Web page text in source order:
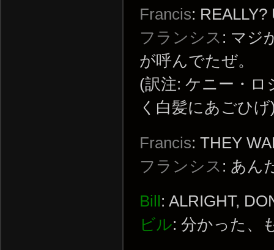
Francis:
フランシス : マジ
が呼んでたぜ。
(訳注: ケニー・ロ
く白髪にあごひ
Francis: THEY
フランシス : あん
Bill : ALRIGHT,
ビル: 分かった、